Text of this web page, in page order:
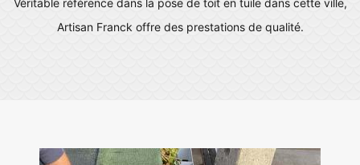
Véritable référence dans la pose de toit en tuile dans cette ville,
Artisan Franck offre des prestations de qualité.